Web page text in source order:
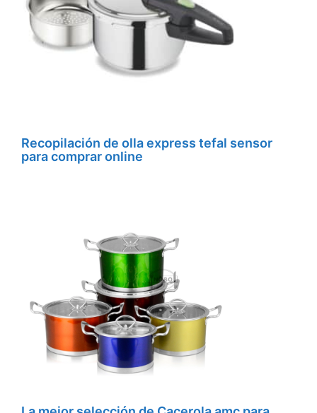
Recopilación de olla express tefal sensor
para comprar online